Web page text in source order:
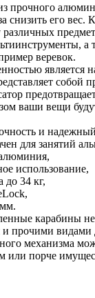
прочного
снизить его вес.
а
веревок.
является
собой
ваши вещи
и
для занятий
использование,
до 34 кг,
карабины
прочими видами
механизма
или порче